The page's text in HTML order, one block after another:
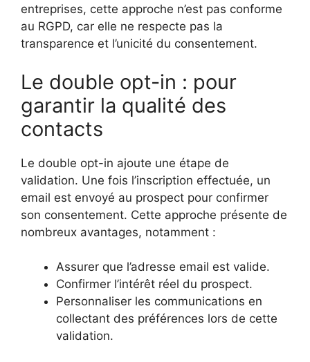
entreprises, cette approche n’est pas conforme
au RGPD, car elle ne respecte pas la
transparence et l’unicité du consentement.
Le double opt-in : pour
garantir la qualité des
contacts
Le double opt-in ajoute une étape de
validation. Une fois l’inscription effectuée, un
email est envoyé au prospect pour confirmer
son consentement. Cette approche présente de
nombreux avantages, notamment :
Assurer que l’adresse email est valide.
Confirmer l’intérêt réel du prospect.
Personnaliser les communications en
collectant des préférences lors de cette
validation.